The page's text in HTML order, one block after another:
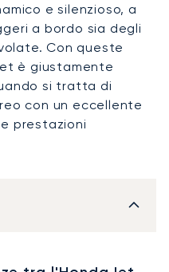
e silenzioso, a
a bordo sia degli
Con queste
è giustamente
si tratta di
con un eccellente
prestazioni